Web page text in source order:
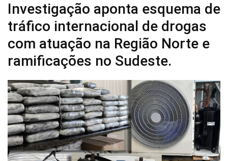
Investigação aponta esquema de
tráfico internacional de drogas
com atuação na Região Norte e
ramificações no Sudeste.